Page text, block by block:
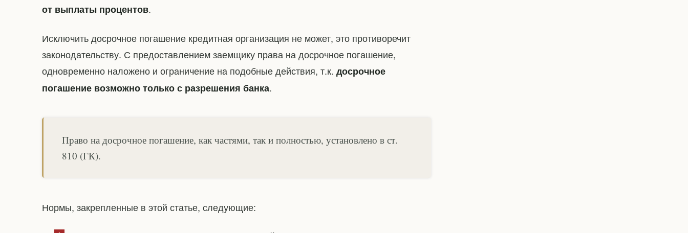
от выплаты процентов.
Исключить досрочное погашение кредитная организация не может, это противоречит
законодательству. С предоставлением заемщику права на досрочное погашение,
одновременно наложено и ограничение на подобные действия, т.к. досрочное
погашение возможно только с разрешения банка.
Право на досрочное погашение, как частями, так и полностью, установлено в ст.
810 (ГК).
Нормы, закрепленные в этой статье, следующие: